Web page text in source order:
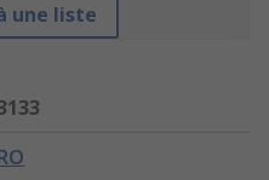
une liste